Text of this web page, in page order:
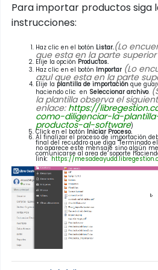
Para importar productos siga
instrucciones:
Haz clic en el botón Listar.(Lo
que esta en la parte
Elije la opción Productos.
Haz clic en el botón Importar (Lo
azul que esta en la parte
Elije la plantilla de importación que
haciendo clic en Seleccionar archivo.
la plantilla observa el
enlace: https://
como-diligenciar-la-
productos-al-software)
Click en el botón Iniciar Proceso.
Al finalizar el proceso de importación
final del recuadro que diga "Terminado
no aparece este mensaje sino algún
comunicarse al area de soporte
link: https://